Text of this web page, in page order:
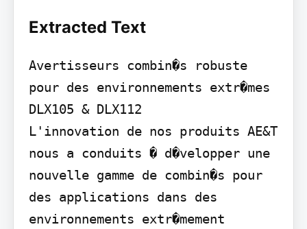
Extracted Text
Avertisseurs combin�s robuste
pour des environnements extr�mes
DLX105 & DLX112
L'innovation de nos produits AE&T
nous a conduits � d�velopper une
nouvelle gamme de combin�s pour
des applications dans des
environnements extr�mement